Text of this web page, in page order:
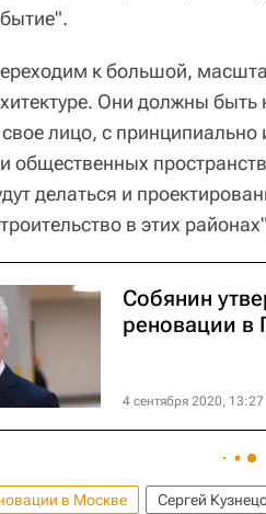
к большой,
Они должны быть
лицо, с
общественных
делаться и
в этих
Собянин
реновации в
4 сентября 2020, 13:27
в Москве Сергей